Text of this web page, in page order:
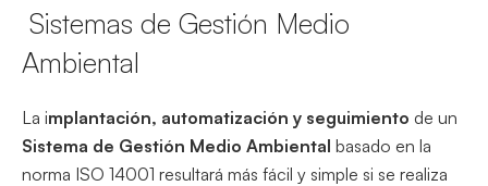
Sistemas de Gestión Medio
Ambiental
La implantación, automatización y seguimiento de un
Sistema de Gestión Medio Ambiental basado en la
norma ISO 14001 resultará más fácil y simple si se realiza